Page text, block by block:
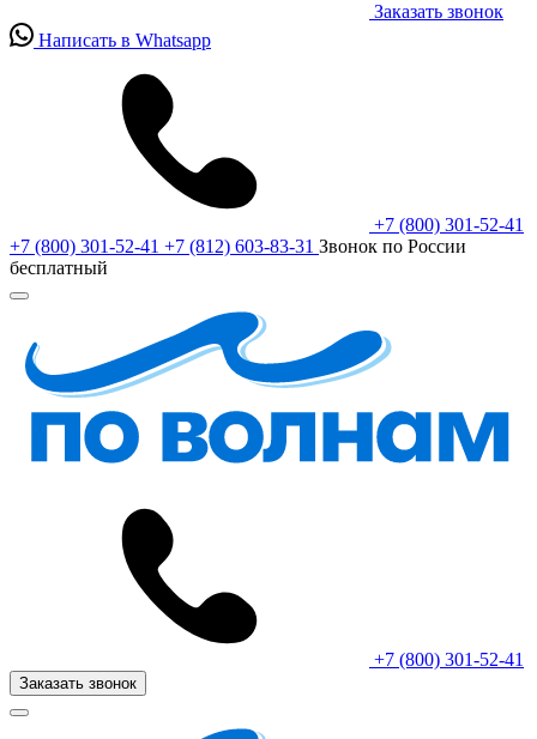
Заказать звонок
Написать в Whatsapp
+7 (800) 301-52-41
+7 (800) 301-52-41 +7 (812) 603-83-31 Звонок по России
бесплатный
+7 (800) 301-52-41
Заказать звонок